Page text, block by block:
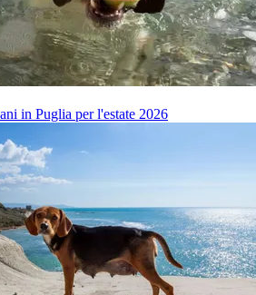
in Puglia per l'estate 2026